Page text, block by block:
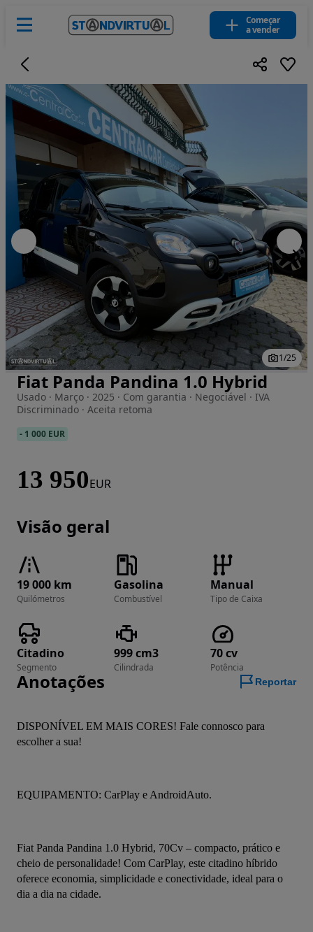
Começar
a vender
Imagem 1 de 25
1/25
Fiat Panda Pandina 1.0 Hybrid
Usado · Março · 2025 · Com garantia · Negociável · IVA
Discriminado · Aceita retoma
- 1 000 EUR
13 950EUR
Visão geral
19 000 km
Quilómetros
Gasolina
Combustível
Manual
Tipo de Caixa
Citadino
Segmento
999 cm3
Cilindrada
70 cv
Potência
Anotações Reportar
DISPONÍVEL EM MAIS CORES! Fale connosco para
escolher a sua!
EQUIPAMENTO: CarPlay e AndroidAuto.
Fiat Panda Pandina 1.0 Hybrid, 70Cv – compacto, prático e
cheio de personalidade! Com CarPlay, este citadino híbrido
oferece economia, simplicidade e conectividade, ideal para o
dia a dia na cidade.